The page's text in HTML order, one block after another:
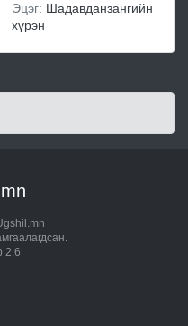
Эцэг: Шадавданзангийн
хүрэн
2.6